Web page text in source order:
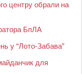
центру обрали на
БпЛА
у “Лото-Забава”
для